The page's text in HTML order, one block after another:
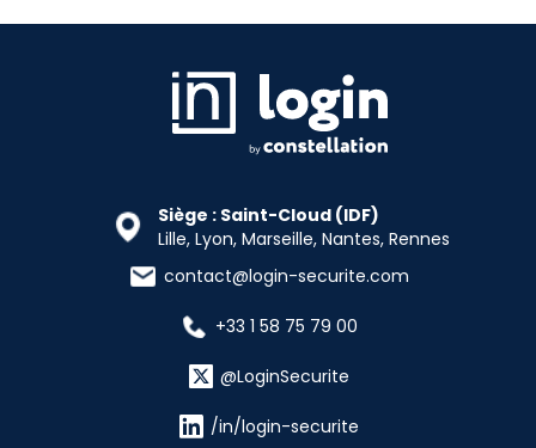
Siège : Saint-Cloud (IDF)
Lille, Lyon, Marseille, Nantes, Rennes
contact@login-securite.com
+33 1 58 75 79 00
@LoginSecurite
/in/login-securite